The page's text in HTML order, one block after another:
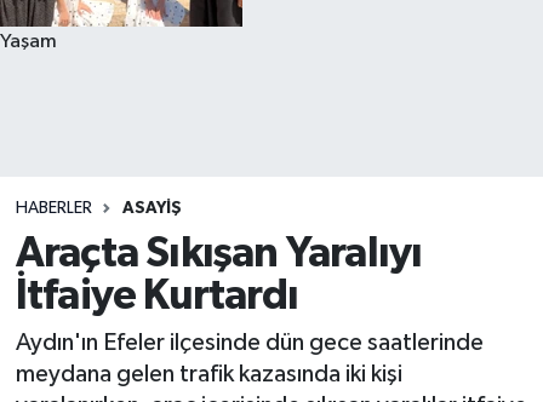
Yaşam
HABERLER ASAYIŞ
Araçta Sıkışan Yaralıyı
İtfaiye Kurtardı
Aydın'ın Efeler ilçesinde dün gece saatlerinde
meydana gelen trafik kazasında iki kişi